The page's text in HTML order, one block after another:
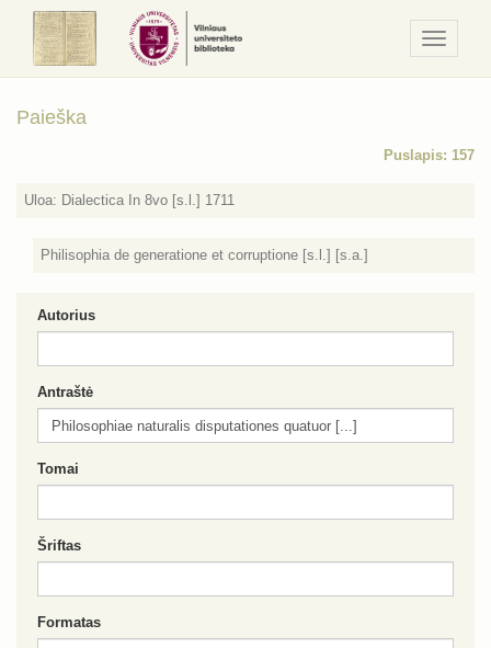
/
Meniu
Paieška
Puslapis: 157
Uloa: Dialectica In 8vo [s.l.] 1711
Philisophia de generatione et corruptione [s.l.] [s.a.]
Autorius
Antraštė
Tomai
Šriftas
Formatas